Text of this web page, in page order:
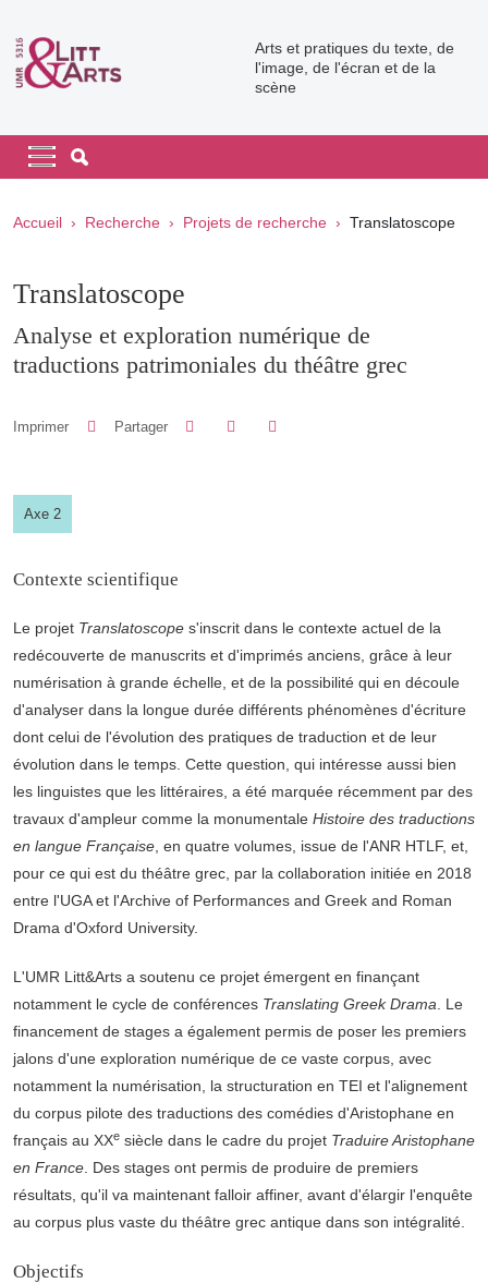
Arts et pratiques du texte, de
l'image, de l'écran et de la
scène
Navigation principale
Navigation principale mobile
Fil d'Ariane
Accueil Recherche Projets de recherche Translatoscope
Translatoscope
Analyse et exploration numérique de
traductions patrimoniales du théâtre grec
Imprimer Partager Partager sur Facebook
Partager sur LinkedIn
Axe 2
Contexte scientifique
Le projet Translatoscope s'inscrit dans le contexte actuel de la
redécouverte de manuscrits et d'imprimés anciens, grâce à leur
numérisation à grande échelle, et de la possibilité qui en découle
d'analyser dans la longue durée différents phénomènes d'écriture
dont celui de l'évolution des pratiques de traduction et de leur
évolution dans le temps. Cette question, qui intéresse aussi bien
les linguistes que les littéraires, a été marquée récemment par des
travaux d'ampleur comme la monumentale Histoire des traductions
en langue Française , en quatre volumes, issue de l'ANR HTLF, et,
pour ce qui est du théâtre grec, par la collaboration initiée en 2018
entre l'UGA et l'Archive of Performances and Greek and Roman
Drama d'Oxford University.
L'UMR Litt&Arts a soutenu ce projet émergent en finançant
notamment le cycle de conférences Translating Greek Drama . Le
financement de stages a également permis de poser les premiers
jalons d'une exploration numérique de ce vaste corpus, avec
notamment la numérisation, la structuration en TEI et l'alignement
du corpus pilote des traductions des comédies d'Aristophane en
français au XXe siècle dans le cadre du projet Traduire Aristophane
en France . Des stages ont permis de produire de premiers
résultats, qu'il va maintenant falloir affiner, avant d'élargir l'enquête
au corpus plus vaste du théâtre grec antique dans son intégralité.
Objectifs